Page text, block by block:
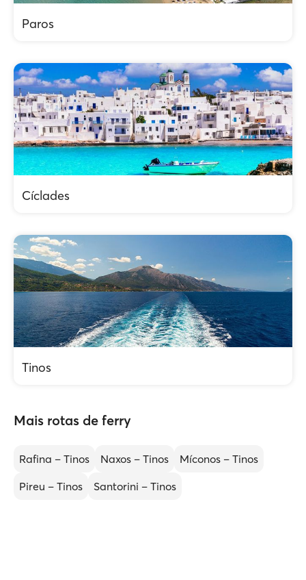
Paros
Cíclades
Tinos
Mais rotas de ferry
Rafina – Tinos Naxos – Tinos
Míconos – Tinos
Pireu – Tinos
Santorini – Tinos